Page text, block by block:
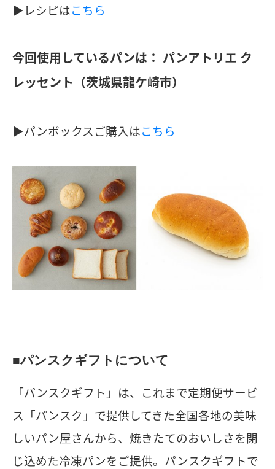
▶︎レシピはこちら
今回使用しているパンは： パンアトリエ ク
レッセント（茨城県龍ケ崎市）
▶︎パンボックスご購入はこちら
■パンスクギフトについて
「パンスクギフト」は、これまで定期便サービ
ス「パンスク」で提供してきた全国各地の美味
しいパン屋さんから、焼きたてのおいしさを閉
じ込めた冷凍パンをご提供。パンスクギフトで